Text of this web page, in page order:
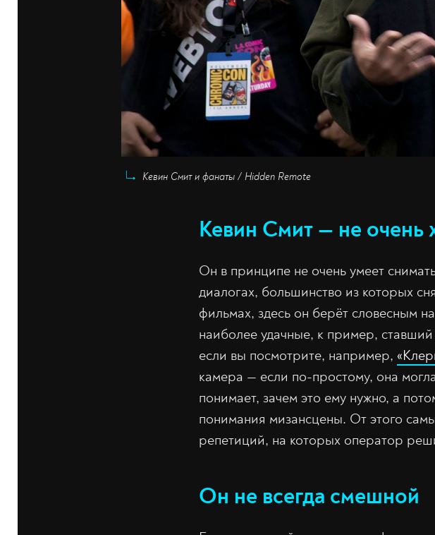
Кевин Смит и фанаты / Hidden Remote
Кевин Смит — не
Он в принципе не очень умеет
диалогах, большинство из которых
фильмах, здесь он берёт словесным
наиболее удачные, к пример,
если вы посмотрите, например,
камера — если по-простому, она
понимает, зачем это ему нужно, а
понимания мизансцены. От этого
репетиций, на которых оператор
Он не всегда смешной